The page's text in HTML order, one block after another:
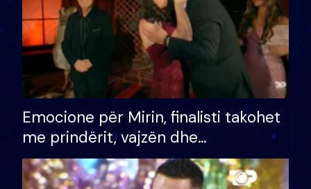
Emocione për Mirin, finalisti takohet
me prindërit, vajzën dhe
bashkëshorten: S’kemi ndonjë letër
divorci apo jo?